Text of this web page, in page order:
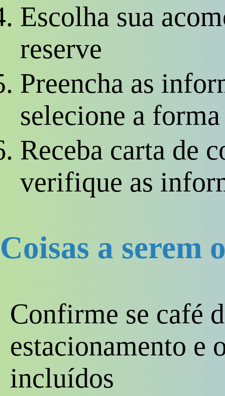
Escolha sua
reserve
Preencha as
selecione a
Receba carta de
verifique as
Coisas a serem
Confirme se café
estacionamento e
incluídos